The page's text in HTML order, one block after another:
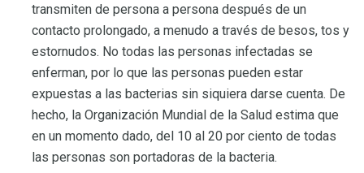
transmiten de persona a persona después de un
contacto prolongado, a menudo a través de besos, tos y
estornudos. No todas las personas infectadas se
enferman, por lo que las personas pueden estar
expuestas a las bacterias sin siquiera darse cuenta. De
hecho, la Organización Mundial de la Salud estima que
en un momento dado, del 10 al 20 por ciento de todas
las personas son portadoras de la bacteria.